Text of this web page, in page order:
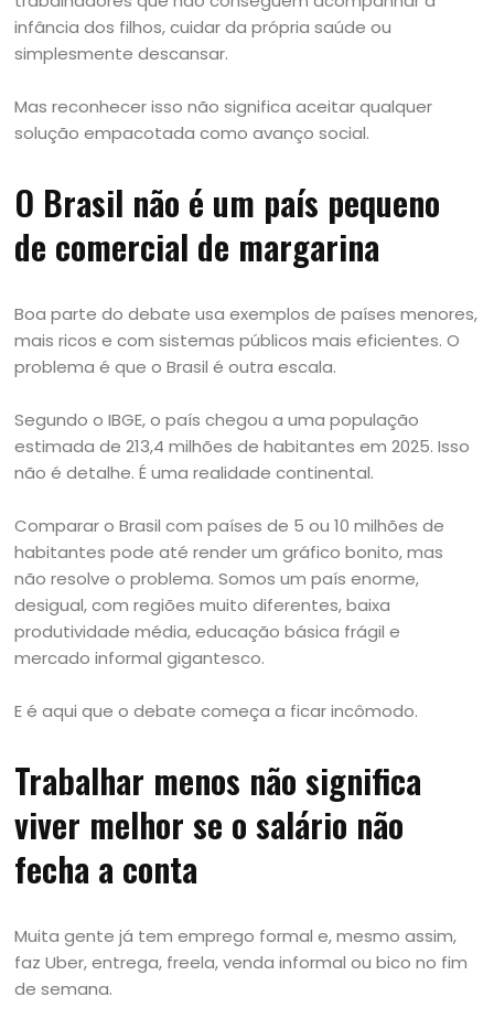
infância dos filhos, cuidar da própria saúde ou
simplesmente descansar.
Mas reconhecer isso não significa aceitar qualquer
solução empacotada como avanço social.
O Brasil não é um país pequeno
de comercial de margarina
Boa parte do debate usa exemplos de países menores,
mais ricos e com sistemas públicos mais eficientes. O
problema é que o Brasil é outra escala.
Segundo o IBGE, o país chegou a uma população
estimada de 213,4 milhões de habitantes em 2025. Isso
não é detalhe. É uma realidade continental.
Comparar o Brasil com países de 5 ou 10 milhões de
habitantes pode até render um gráfico bonito, mas
não resolve o problema. Somos um país enorme,
desigual, com regiões muito diferentes, baixa
produtividade média, educação básica frágil e
mercado informal gigantesco.
E é aqui que o debate começa a ficar incômodo.
Trabalhar menos não significa
viver melhor se o salário não
fecha a conta
Muita gente já tem emprego formal e, mesmo assim,
faz Uber, entrega, freela, venda informal ou bico no fim
de semana.